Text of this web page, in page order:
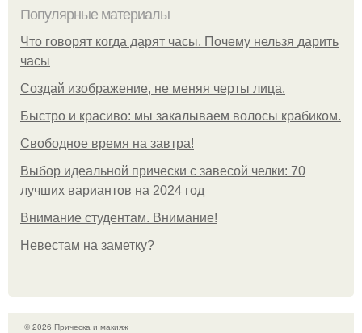
Популярные материалы
Что говорят когда дарят часы. Почему нельзя дарить
часы
Создай изображение, не меняя черты лица.
Быстро и красиво: мы закалываем волосы крабиком.
Свободное время на завтра!
Выбор идеальной прически с завесой челки: 70
лучших вариантов на 2024 год
Внимание студентам. Внимание!
Невестам на заметку?
© 2026 Прическа и макияж